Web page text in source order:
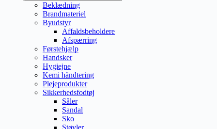
Beklædning
Brandmateriel
Byudstyr
Affaldsbeholdere
Afspærring
Førstehjælp
Handsker
Hygiejne
Kemi håndtering
Plejeprodukter
Sikkerhedsfodtøj
Såler
Sandal
Sko
Støvler